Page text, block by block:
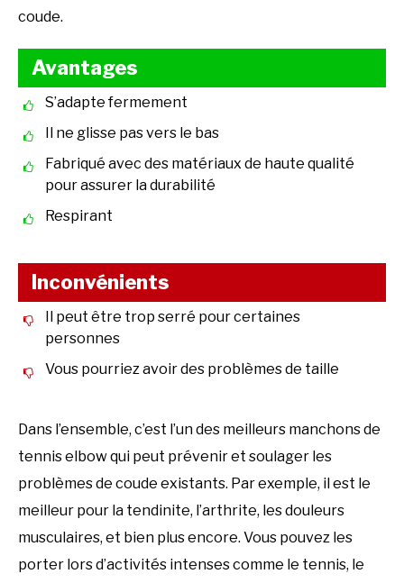
coude.
Avantages
S’adapte fermement
Il ne glisse pas vers le bas
Fabriqué avec des matériaux de haute qualité
pour assurer la durabilité
Respirant
Inconvénients
Il peut être trop serré pour certaines
personnes
Vous pourriez avoir des problèmes de taille
Dans l’ensemble, c’est l’un des meilleurs manchons de
tennis elbow qui peut prévenir et soulager les
problèmes de coude existants. Par exemple, il est le
meilleur pour la tendinite, l’arthrite, les douleurs
musculaires, et bien plus encore. Vous pouvez les
porter lors d’activités intenses comme le tennis, le